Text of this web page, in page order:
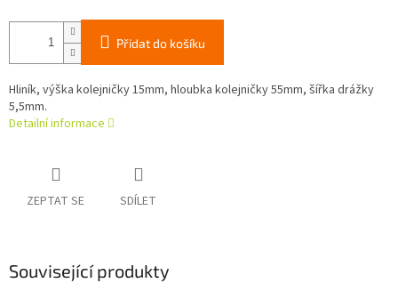
Přidat do košíku
Hliník, výška kolejničky 15mm, hloubka kolejničky 55mm, šířka drážky
5,5mm.
Detailní informace
ZEPTAT SE SDÍLET
Související produkty